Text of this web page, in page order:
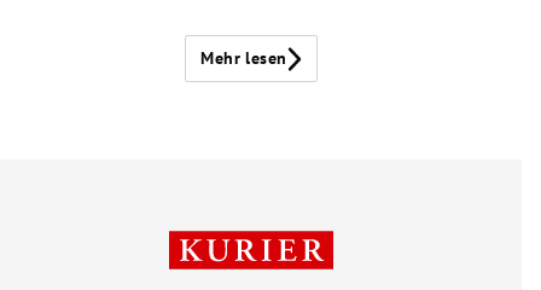
Mehr lesen